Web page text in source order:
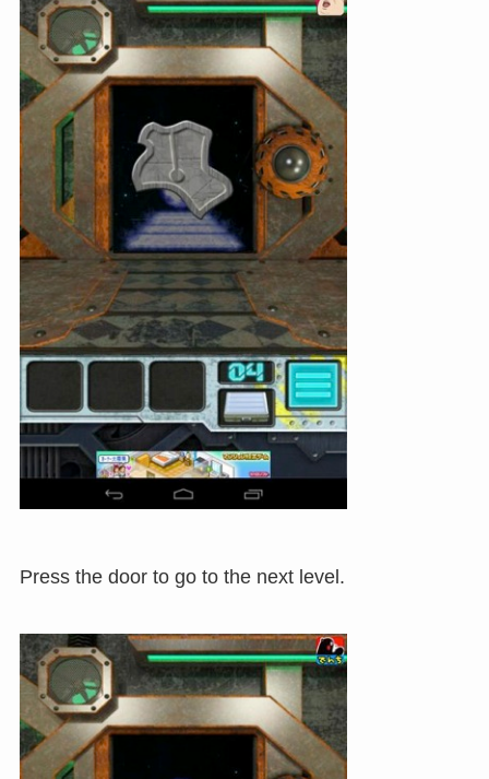
Press the door to go to the next level.